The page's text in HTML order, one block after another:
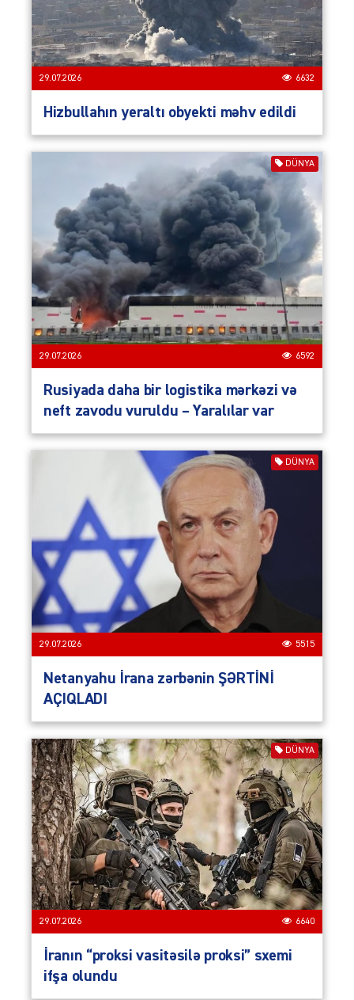
29.07.2026 6632
Hizbullahın yeraltı obyekti məhv edildi
DÜNYA
29.07.2026 6592
Rusiyada daha bir logistika mərkəzi və
neft zavodu vuruldu – Yaralılar var
DÜNYA
29.07.2026 5515
Netanyahu İrana zərbənin ŞƏRTİNİ
AÇIQLADI
DÜNYA
29.07.2026 6640
İranın “proksi vasitəsilə proksi” sxemi
ifşa olundu